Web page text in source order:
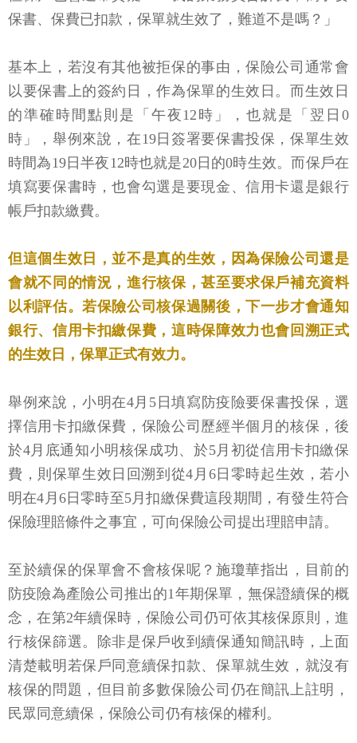
保書、保費已扣款，保單就生效了，難道不是嗎？」
基本上，若沒有其他被拒保的事由，保險公司通常會
以要保書上的簽約日，作為保單的生效日。而生效日
的準確時間點則是「午夜12時」，也就是「翌日0
時」，舉例來說，在19日簽署要保書投保，保單生效
時間為19日半夜12時也就是20日的0時生效。而保戶在
填寫要保書時，也會勾選是要現金、信用卡還是銀行
帳戶扣款繳費。
但這個生效日，並不是真的生效，因為保險公司還是
會就不同的情況，進行核保，甚至要求保戶補充資料
以利評估。若保險公司核保過關後，下一步才會通知
銀行、信用卡扣繳保費，這時保障效力也會回溯正式
的生效日，保單正式有效力。
舉例來說，小明在4月5日填寫防疫險要保書投保，選
擇信用卡扣繳保費，保險公司歷經半個月的核保，後
於4月底通知小明核保成功、於5月初從信用卡扣繳保
費，則保單生效日回溯到從4月6日零時起生效，若小
明在4月6日零時至5月扣繳保費這段期間，有發生符合
保險理賠條件之事宜，可向保險公司提出理賠申請。
至於續保的保單會不會核保呢？施瓊華指出，目前的
防疫險為產險公司推出的1年期保單，無保證續保的概
念，在第2年續保時，保險公司仍可依其核保原則，進
行核保篩選。除非是保戶收到續保通知簡訊時，上面
清楚載明若保戶同意續保扣款、保單就生效，就沒有
核保的問題，但目前多數保險公司仍在簡訊上註明，
民眾同意續保，保險公司仍有核保的權利。